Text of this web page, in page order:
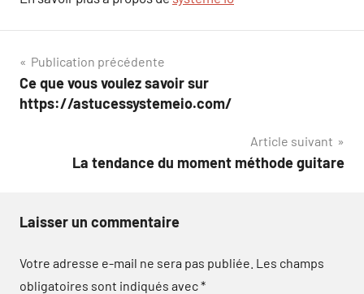
Navigation
de
Publication précédente
Ce que vous voulez savoir sur
https://astucessystemeio.com/
Article suivant
La tendance du moment méthode guitare
Laisser un commentaire
Votre adresse e-mail ne sera pas publiée. Les champs
obligatoires sont indiqués avec*